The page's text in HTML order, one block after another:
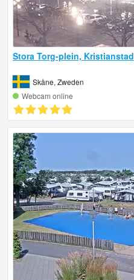
Stora Torg-plein, Kristianstad
Skåne, Zweden
Webcam online